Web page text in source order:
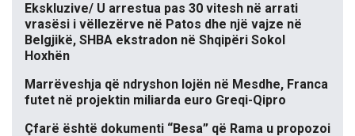
Ekskluzive/ U arrestua pas 30 vitesh në arrati
vrasësi i vëllezërve në Patos dhe një vajze në
Belgjikë, SHBA ekstradon në Shqipëri Sokol
Hoxhën
Marrëveshja që ndryshon lojën në Mesdhe, Franca
futet në projektin miliarda euro Greqi-Qipro
Çfarë është dokumenti “Besa” që Rama u propozoi